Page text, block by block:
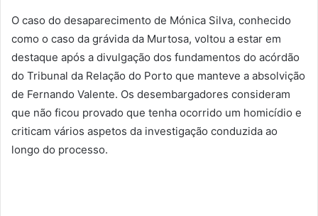
O caso do desaparecimento de Mónica Silva, conhecido
como o caso da grávida da Murtosa, voltou a estar em
destaque após a divulgação dos fundamentos do acórdão
do Tribunal da Relação do Porto que manteve a absolvição
de Fernando Valente. Os desembargadores consideram
que não ficou provado que tenha ocorrido um homicídio e
criticam vários aspetos da investigação conduzida ao
longo do processo.